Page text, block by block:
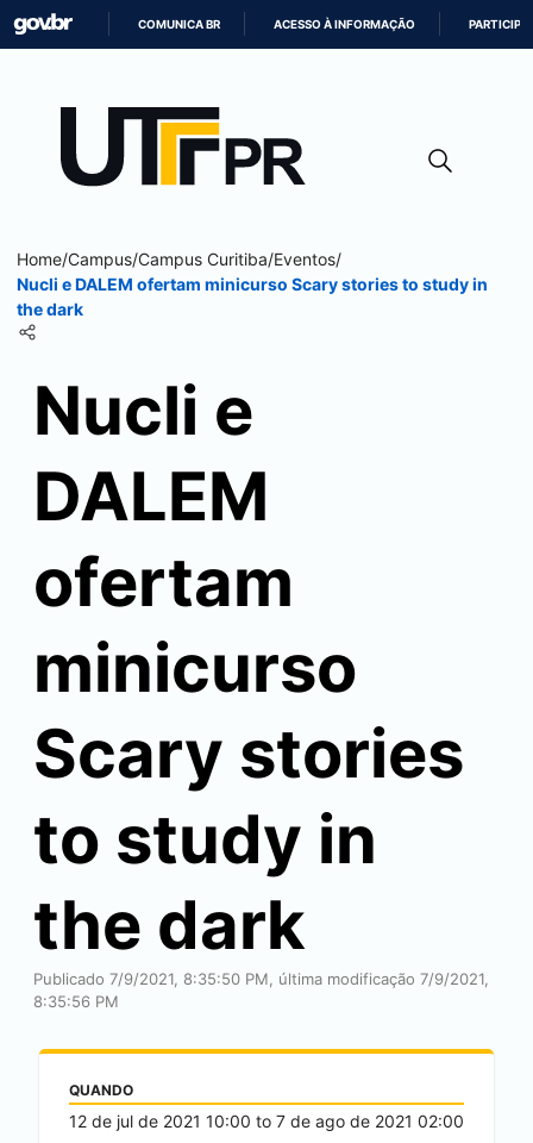
CONTEÚDO
COMUNICA BR ACESSO À INFORMAÇÃO PARTICIPE
Home/Campus/Campus Curitiba/Eventos/
Nucli e DALEM ofertam minicurso Scary stories to study in
the dark
Nucli e
DALEM
ofertam
minicurso
Scary stories
to study in
the dark
Publicado 7/9/2021, 8:35:50 PM, última modificação 7/9/2021,
8:35:56 PM
QUANDO
12 de jul de 2021 10:00 to 7 de ago de 2021 02:00